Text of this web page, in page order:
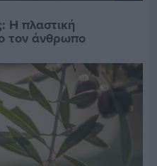
Η πλαστική
τον άνθρωπο